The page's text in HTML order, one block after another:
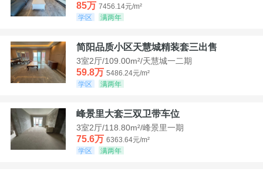
85万 7456.14元/m²
学区
满两年
简阳品质小区天慧城精装套三出售
3室2厅/109.00m²/天慧城一二期
59.8万 5486.24元/m²
学区
满两年
峰景里大套三双卫带车位
3室2厅/118.80m²/峰景里一期
75.6万 6363.64元/m²
学区
满两年